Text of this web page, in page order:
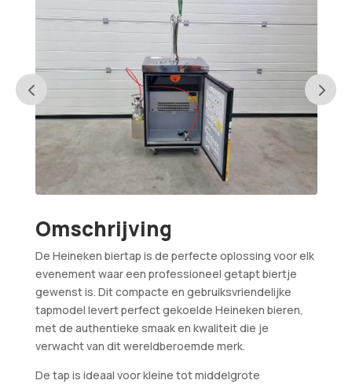
Omschrijving
De Heineken biertap is de perfecte oplossing voor elk
evenement waar een professioneel getapt biertje
gewenst is. Dit compacte en gebruiksvriendelijke
tapmodel levert perfect gekoelde Heineken bieren,
met de authentieke smaak en kwaliteit die je
verwacht van dit wereldberoemde merk.
De tap is ideaal voor kleine tot middelgrote